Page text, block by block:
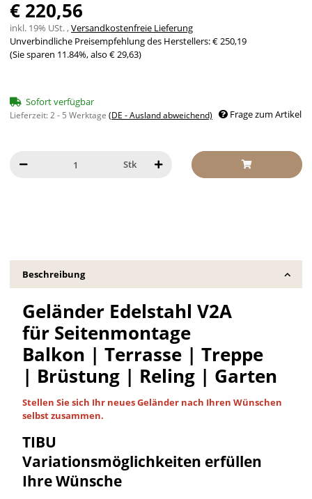
€ 220,56
inkl. 19% USt. ,Versandkostenfreie Lieferung
Unverbindliche Preisempfehlung des Herstellers:€ 250,19
(Sie sparen 11.84%, also € 29,63)
Sofort verfügbar
Lieferzeit:2 - 5 Werktage (DE - Ausland abweichend) Frage zum Artikel
Stk
Beschreibung
Geländer Edelstahl V2A
für Seitenmontage
Balkon | Terrasse | Treppe
| Brüstung | Reling | Garten
Stellen Sie sich Ihr neues Geländer nach Ihren Wünschen
selbstzusammen.
TIBU
Variationsmöglichkeiten erfüllen
Ihre Wünsche